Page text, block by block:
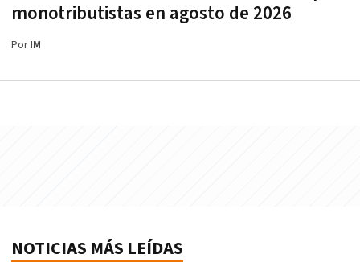
monotributistas en agosto de 2026
PorIM
NOTICIAS MÁS LEÍDAS